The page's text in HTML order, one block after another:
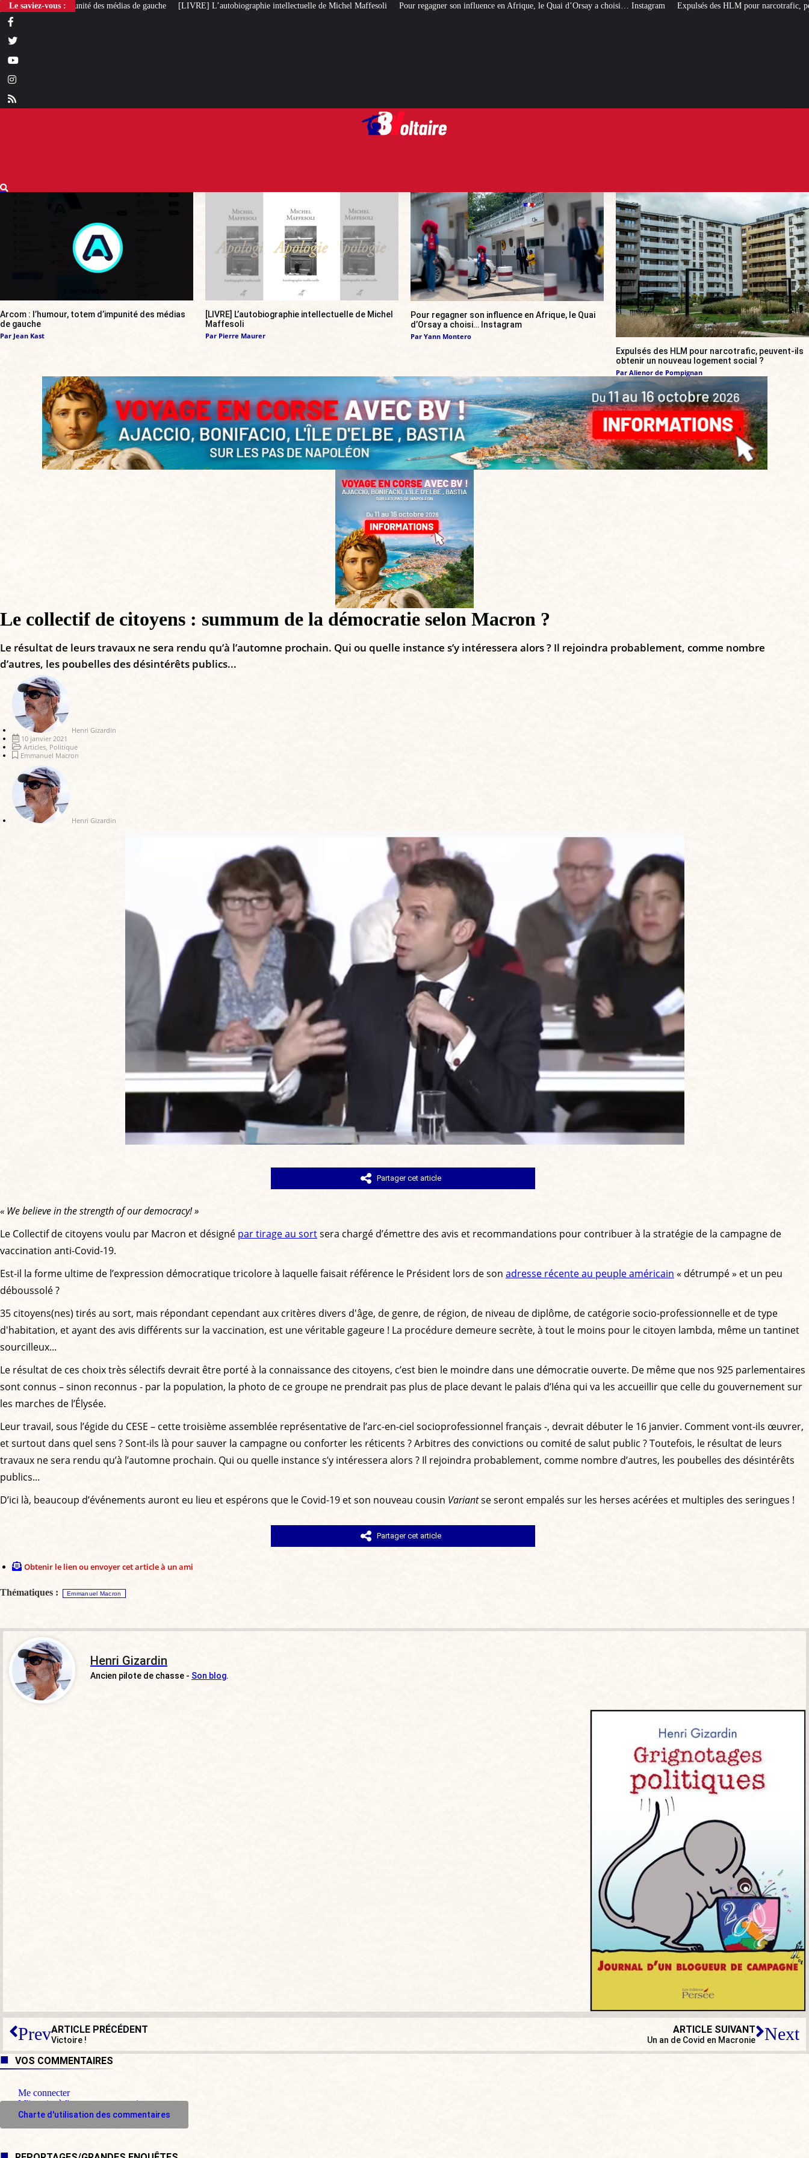
Le saviez-vous :
médias de gauche [LIVRE] L’autobiographie intellectuelle de Michel Maffesoli Pour regagner son influence en Afrique, le Quai d’Orsay a choisi… Instagram Expulsés des HLM pour narcotrafic, peuvent-ils obtenir un
Arcom : l’humour, totem d’impunité des médias
de gauche
Par Jean Kast
[LIVRE] L’autobiographie intellectuelle de Michel
Maffesoli
Par Pierre Maurer
Pour regagner son influence en Afrique, le Quai
d’Orsay a choisi… Instagram
Par Yann Montero
Expulsés des HLM pour narcotrafic, peuvent-ils
obtenir un nouveau logement social ?
Par Alienor de Pompignan
Le collectif de citoyens : summum de la démocratie selon Macron ?
Le résultat de leurs travaux ne sera rendu qu’à l’automne prochain. Qui ou quelle instance s’y intéressera alors ? Il rejoindra probablement, comme nombre
d’autres, les poubelles des désintérêts publics...
Henri Gizardin
10 janvier 2021
Articles Politique
Emmanuel Macron
Henri Gizardin
Partager cet article
« We believe in the strength of our democracy! »
Le Collectif de citoyens voulu par Macron et désigné par tirage au sortsera chargé d’émettre des avis et recommandations pour contribuer à la stratégie de la campagne de
vaccination anti-Covid-19.
Est-il la forme ultime de l’expression démocratique tricolore à laquelle faisait référence le Président lors de son adresse récente au peuple américain « détrumpé » et un peu
déboussolé ?
35 citoyens(nes) tirés au sort, mais répondant cependant aux critères divers d'âge, de genre, de région, de niveau de diplôme, de catégorie socio-professionnelle et de type
d'habitation, et ayant des avis différents sur la vaccination, est une véritable gageure ! La procédure demeure secrète, à tout le moins pour le citoyen lambda, même un tantinet
sourcilleux...
Le résultat de ces choix très sélectifs devrait être porté à la connaissance des citoyens, c’est bien le moindre dans une démocratie ouverte. De même que nos 925 parlementaires
sont connus – sinon reconnus - par la population, la photo de ce groupe ne prendrait pas plus de place devant le palais d’Iéna qui va les accueillir que celle du gouvernement sur
les marches de l’Élysée.
Leur travail, sous l’égide du CESE – cette troisième assemblée représentative de l’arc-en-ciel socioprofessionnel français -, devrait débuter le 16 janvier. Comment vont-ils œuvrer,
et surtout dans quel sens ? Sont-ils là pour sauver la campagne ou conforter les réticents ? Arbitres des convictions ou comité de salut public ? Toutefois, le résultat de leurs
travaux ne sera rendu qu’à l’automne prochain. Qui ou quelle instance s’y intéressera alors ? Il rejoindra probablement, comme nombre d’autres, les poubelles des désintérêts
publics...
D’ici là, beaucoup d’événements auront eu lieu et espérons que le Covid-19 et son nouveau cousin Variantse seront empalés sur les herses acérées et multiples des seringues !
Partager cet article
Obtenir le lien ou envoyer cet article à un ami
Thématiques : Emmanuel Macron
Henri Gizardin
Ancien pilote de chasse - Son blog.
PrevARTICLE PRÉCÉDENT
Victoire !
ARTICLE SUIVANT
Un an de Covid en Macronie Next
VOS COMMENTAIRES
Me connecter
M'inscrire à l'espace commentaire
Charte d'utilisation des commentaires